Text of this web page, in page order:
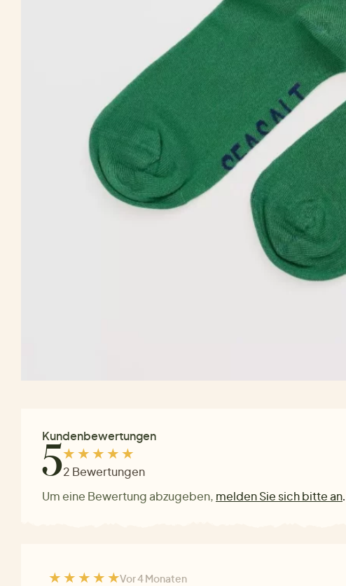
Kundenbewertungen
52 Bewertungen
Um eine Bewertung abzugeben, melden Sie sich bitte an.
Vor 4 Monaten